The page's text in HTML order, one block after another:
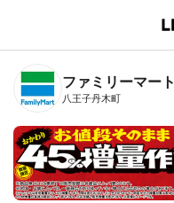
B
n
T
ファミリーマート
八王子丹木町